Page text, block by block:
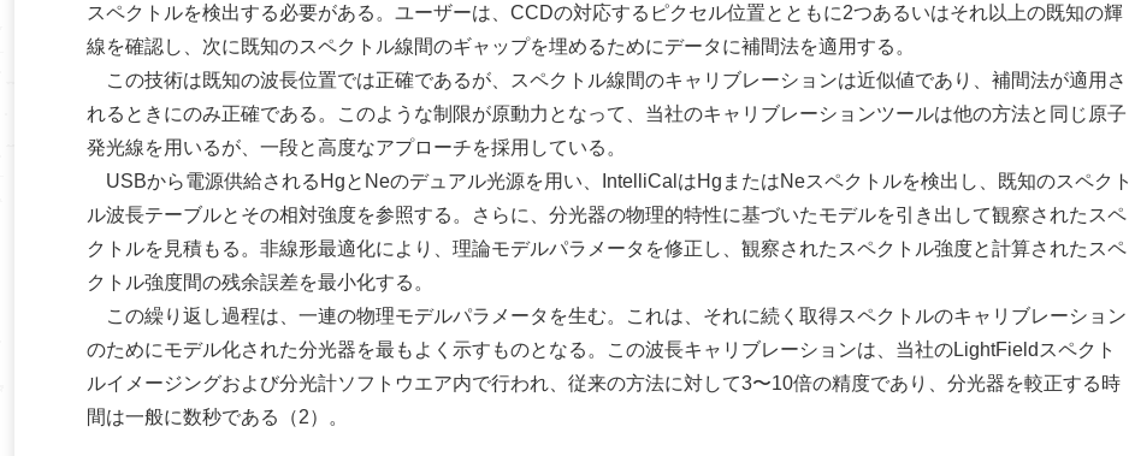
スペクトルを検出する必要がある。ユーザーは、CCDの対応するピクセル位置とともに2つあるいはそれ以上の既知の輝
線を確認し、次に既知のスペクトル線間のギャップを埋めるためにデータに補間法を適用する。
この技術は既知の波長位置では正確であるが、スペクトル線間のキャリブレーションは近似値であり、補間法が適用さ
れるときにのみ正確である。このような制限が原動力となって、当社のキャリブレーションツールは他の方法と同じ原子
発光線を用いるが、一段と高度なアプローチを採用している。
USBから電源供給されるHgとNeのデュアル光源を用い、IntelliCalはHgまたはNeスペクトルを検出し、既知のスペクト
ル波長テーブルとその相対強度を参照する。さらに、分光器の物理的特性に基づいたモデルを引き出して観察されたスペ
クトルを見積もる。非線形最適化により、理論モデルパラメータを修正し、観察されたスペクトル強度と計算されたスペ
クトル強度間の残余誤差を最小化する。
この繰り返し過程は、一連の物理モデルパラメータを生む。これは、それに続く取得スペクトルのキャリブレーション
のためにモデル化された分光器を最もよく示すものとなる。この波長キャリブレーションは、当社のLightFieldスペクト
ルイメージングおよび分光計ソフトウエア内で行われ、従来の方法に対して3〜10倍の精度であり、分光器を較正する時
間は一般に数秒である（2）。